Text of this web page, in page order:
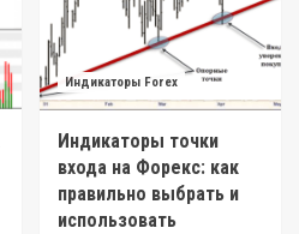
Индикаторы Forex
Индикаторы точки
входа на Форекс: как
правильно выбрать и
использовать